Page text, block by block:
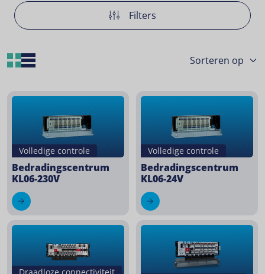
Filters
Grid Layout
Volledige controle
Bedradingscentrum
KL06-230V
Volledige controle
Bedradingscentrum
KL06-24V